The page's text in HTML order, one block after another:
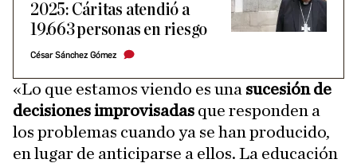
2025: Cáritas atendió a
19.663 personas en riesgo
César Sánchez Gómez
«Lo que estamos viendo es una sucesión de
decisiones improvisadas que responden a
los problemas cuando ya se han producido,
en lugar de anticiparse a ellos. La educación